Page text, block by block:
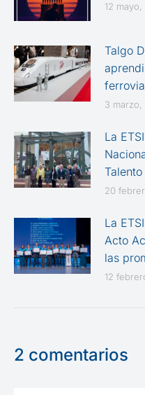
12
Talgo
3 marzo,
La
Talento
20
La
Acto
las
12
2 comentarios